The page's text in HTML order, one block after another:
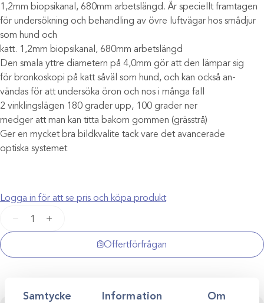
Samtycke Information Om
1,2mm biopsikanal, 680mm arbetslängd. Är speciellt framtagen
för undersökning och behandling av övre luftvägar hos smådjur
som hund och
katt. 1,2mm biopsikanal, 680mm arbetslängd
Den smala yttre diametern på 4,0mm gör att den lämpar sig
för bronkoskopi på katt såväl som hund, och kan också an-
vändas för att undersöka öron och nos i många fall
2 vinklingslägen 180 grader upp, 100 grader ner
medger att man kan titta bakom gommen (grässtrå)
Ger en mycket bra bildkvalite tack vare det avancerade
optiska systemet
Logga in för att se pris och köpa produkt
Fiberoptik
/
4,0
+
Offertförfrågan